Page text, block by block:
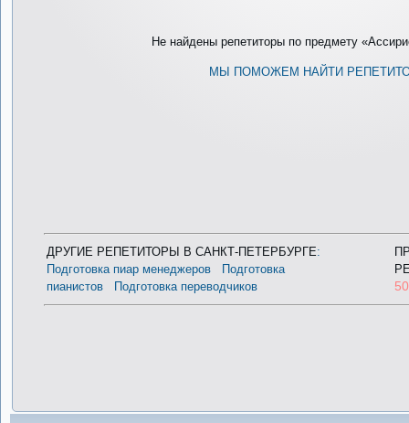
Не найдены репетиторы по предмету
МЫ ПОМОЖЕМ НАЙТИ
ДРУГИЕ РЕПЕТИТОРЫ В САНКТ-ПЕТЕРБУРГЕ:
Подготовка пиар менеджеров
Подготовка
пианистов
Подготовка переводчиков